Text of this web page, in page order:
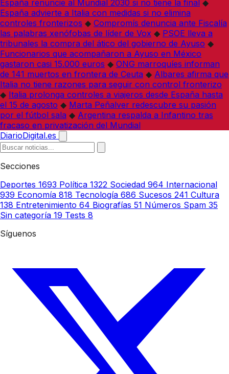
España renuncie al Mundial 2030 si no tiene la final ◆
España advierte a Italia con medidas si no elimina
controles fronterizos ◆ Compromís denuncia ante Fiscalía
las palabras xenófobas de líder de Vox ◆ PSOE lleva a
tribunales la compra del ático del gobierno de Ayuso ◆
Funcionarios que acompañaron a Ayuso en México
gastaron casi 15.000 euros ◆ ONG marroquíes informan
de 141 muertos en frontera de Ceuta ◆ Albares afirma que
Italia no tiene razones para seguir con control fronterizo
◆ Italia prolonga controles a viajeros desde España hasta
el 15 de agosto ◆ Marta Peñalver redescubre su pasión
por el fútbol sala ◆ Argentina respalda a Infantino tras
fracaso en privatización del Mundial
DiarioDigital.es
Secciones
Deportes 1693 Política 1322 Sociedad 964 Internacional
939 Economía 818 Tecnología 686 Sucesos 241 Cultura
138 Entretenimiento 64 Biografías 51 Números Spam 35
Sin categoría 19 Tests 8
Síguenos